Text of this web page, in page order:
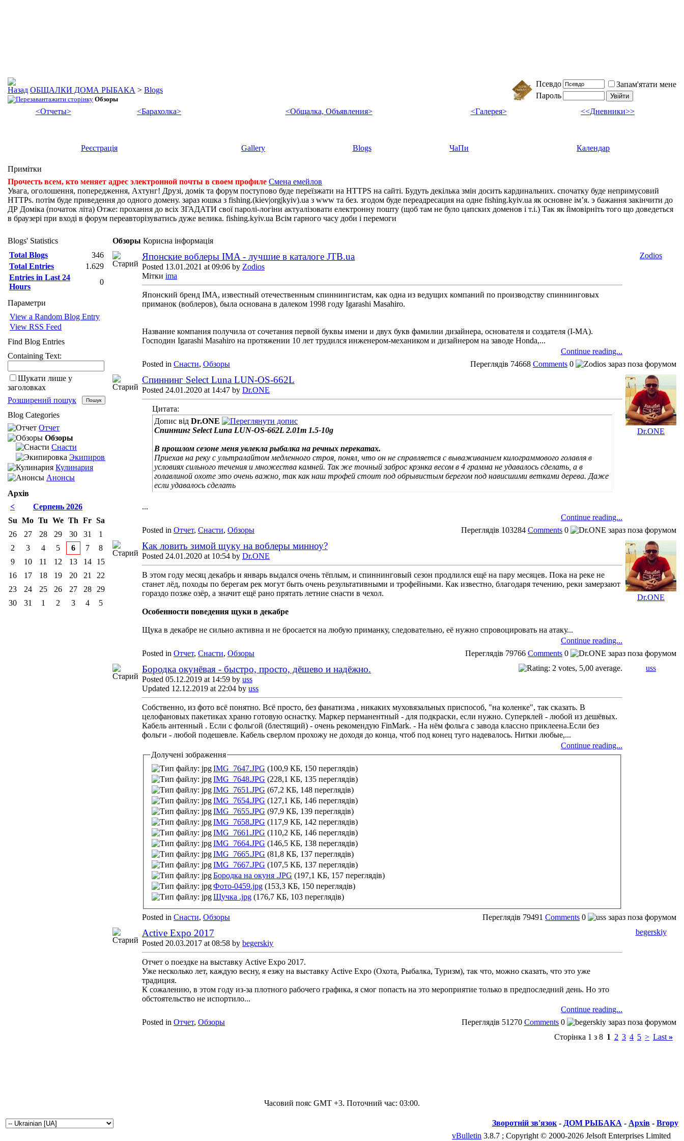
ОБЩАЛКИ ДОМА РЫБАКА > Blogs
Обзоры
Псевдо
Запам'ятати мене
Пароль
<Отчеты>
<Барахолка> <Общалка, Объявления> <Галерея> <<Дневники>>
Реєстрація Gallery Blogs ЧаПи Календар
Примітки
Прочесть всем, кто меняет адрес электронной почты в своем профиле Смена емейлов
Увага, оголошення, попередження, Ахтунг! Друзі, домік та форум поступово буде переїзжати на HTTPS на сайті. Будуть декілька змін досить кардинальних. спочатку буде непримусовий
HTTPs. потім буде приведення до одного домену. зараз юшка з fishing.(kiev|org|kyiv).ua з www та без. згодом буде переадресация на одне fishing.kyiv.ua як основне імʼя. э бажання закінчити до
ДР Доміка (початок літа) Отже: прохання до всіх ЗГАДАТИ свої паролі-логіни актуалізовати електронну пошту (щоб там не було цапских доменов і т.і.) Так як ймовірніть того що доведеться
в браузері при вході в форум переавторізуватись дуже велика. fishing.kyiv.ua Всім гарного часу доби і перемоги
Обзоры Корисна інформація
Японские воблеры IMA - лучшие в каталоге JTB.ua
Posted 13.01.2021 at 09:06 by Zodios
Мітки ima
Японский бренд IMA, известный отечественным спиннингистам, как одна из ведущих компаний по производству спиннинговых
приманок (воблеров), была основана в далеком 1998 году Igarashi Masahiro.
Название компания получила от сочетания первой буквы имени и двух букв фамилии дизайнера, основателя и создателя (I-MA).
Господин Igarashi Masahiro на протяжении 10 лет трудился инженером-механиком и дизайнером на заводе Honda,...
Continue reading...
Zodios
Posted in Снасти, Обзоры Переглядів 74668 Comments 0
Спиннинг Select Luna LUN-OS-662L
Posted 24.01.2020 at 14:47 by Dr.ONE
Цитата:
Допис від Dr.ONE
Спиннинг Select Luna LUN-OS-662L 2.01m 1.5-10g
В прошлом сезоне меня увлекла рыбалка на речных перекатах.
Приехав на реку с ультралайтом медленного строя, понял, что он не справляется с вываживанием килограммового голавля в
условиях сильного течения и множества камней. Так же точный заброс крэнка весом в 4 грамма не удавалось сделать, а в
голавлиной охоте это очень важно, так как наш трофей стоит под обрывистым берегом под нависшими ветками дерева. Даже
если удавалось сделать
...
Continue reading...
Dr.ONE
Posted in Отчет, Снасти, Обзоры Переглядів 103284 Comments 0
Как ловить зимой щуку на воблеры минноу?
Posted 24.01.2020 at 10:54 by Dr.ONE
В этом году месяц декабрь и январь выдался очень тёплым, и спиннинговый сезон продлился ещё на пару месяцев. Пока на реке не
станет лёд, походы по берегам рек могут быть очень результативными и трофейными. Как известно, благодаря течению, реки замерзают
гораздо позже озёр, а значит ещё рано прятать летние снасти в чехол.
Особенности поведения щуки в декабре
Щука в декабре не сильно активна и не бросается на любую приманку, следовательно, её нужно спровоцировать на атаку...
Continue reading...
Dr.ONE
Posted in Отчет, Снасти, Обзоры Переглядів 79766 Comments 0
Бородка окунёвая - быстро, просто, дёшево и надёжно.
Posted 05.12.2019 at 14:59 by uss
Updated 12.12.2019 at 22:04 by uss
Собственно, из фото всё понятно. Всё просто, без фанатизма , никаких муховязальных приспособ, "на коленке", так сказать. В
целофановых пакетиках храню готовую оснастку. Маркер перманентный - для подкраски, если нужно. Суперклей - любой из дешёвых.
Кабель антенный . Если с фольгой (блестящий) - очень рекомендую FinMark. - На нём фольга с завода классно приклеена.Если без
фольги - любой подешевле. Кабель сверлом прохожу не доходя до конца, чтоб под конец туго надевалось. Нитки любые,...
Continue reading...
Долучені зображення
IMG_7647.JPG (100,9 КБ, 150 переглядів)
IMG_7648.JPG (228,1 КБ, 135 переглядів)
IMG_7651.JPG (67,2 КБ, 148 переглядів)
IMG_7654.JPG (127,1 КБ, 146 переглядів)
IMG_7655.JPG (97,9 КБ, 139 переглядів)
IMG_7658.JPG (117,9 КБ, 142 переглядів)
IMG_7661.JPG (110,2 КБ, 146 переглядів)
IMG_7664.JPG (146,5 КБ, 138 переглядів)
IMG_7665.JPG (81,8 КБ, 137 переглядів)
IMG_7667.JPG (107,5 КБ, 137 переглядів)
Бородка на окуня .JPG (197,1 КБ, 157 переглядів)
Фото-0459.jpg (153,3 КБ, 150 переглядів)
Щучка .jpg (176,7 КБ, 103 переглядів)
uss
Posted in Снасти, Обзоры Переглядів 79491 Comments 0
Active Expo 2017
Posted 20.03.2017 at 08:58 by begerskiy
Отчет о поездке на выставку Active Expo 2017.
Уже несколько лет, каждую весну, я езжу на выставку Active Expo (Охота, Рыбалка, Туризм), так что, можно сказать, что это уже
традиция.
К сожалению, в этом году из-за плотного рабочего графика, я смог попасть на это мероприятие только в предпоследний день. Но это
обстоятельство не испортило...
Continue reading...
begerskiy
Posted in Отчет, Обзоры Переглядів 51270 Comments 0
Сторінка 1 з 8 1 2 3 4 5 > Last »
Blogs' Statistics
Total Blogs
346
Total Entries
1.629
Entries in Last 24
Hours
0
Параметри
View a Random Blog Entry
View RSS Feed
Find Blog Entries
Containing Text:
Шукати лише у
заголовках
Розширений пошук
Blog Categories
Отчет
Обзоры
Снасти
Экипировка
Кулинария
Анонсы
Архів
<
Серпень 2026
Su Mo Tu We Th Fr Sa
26
27 28 29 30 31
1
2
3 4 5 6 7
8
9
10 11 12 13 14
15
16
17 18 19 20 21
22
23
24 25 26 27 28
29
30
31 1 2 3 4 5
Часовий пояс GMT +3. Поточний час: 03:00.
Зворотній зв'язок - ДОМ РЫБАКА - Архів - Вгору
vBulletin 3.8.7 ; Copyright © 2000-2026 Jelsoft Enterprises Limited